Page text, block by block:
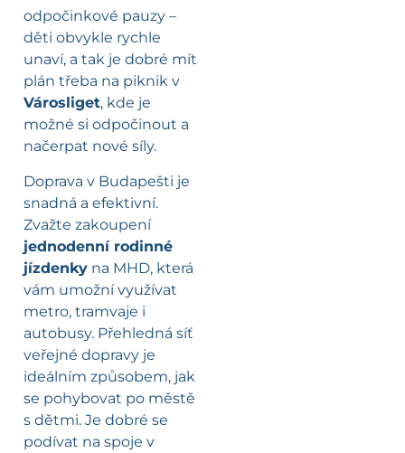
odpočinkové pauzy –
děti obvykle rychle
unaví, a tak je dobré mít
plán třeba na piknik v
Városliget, kde je
možné si odpočinout a
načerpat nové síly.
Doprava v Budapešti je
snadná a efektivní.
Zvažte zakoupení
jednodenní rodinné
jízdenky na MHD, která
vám umožní využívat
metro, tramvaje i
autobusy. Přehledná síť
veřejné dopravy je
ideálním způsobem, jak
se pohybovat po městě
s dětmi. Je dobré se
podívat na spoje v